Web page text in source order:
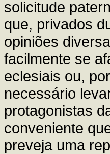
solicitude
que, privados
opiniões
facilmente se
eclesiais ou,
necessário
protagonistas
conveniente
preveja uma